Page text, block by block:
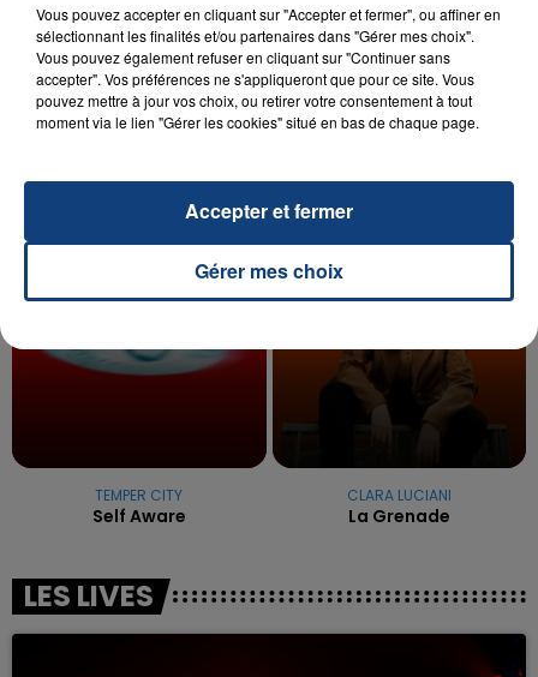
20 juillet 2026
UNE ADOLESCENTE DEVANT SE FAIRE
OPÉRER DE LA CHEVILLE RESSORT DE LA...
La famille a porté plainte contre la clinique qui a
reconnu sa responsabilité et présenté ses
TITRES DIFFUSÉS
12h27
12h27
TEMPER CITY
Self Aware
12h24
12h24
CLARA LUCIANI
La Grenade
LES LIVES
Vous pouvez accepter en cliquant sur "Accepter et fermer", ou affiner en
sélectionnant les finalités et/ou partenaires dans "Gérer mes choix".
Vous pouvez également refuser en cliquant sur "Continuer sans
accepter". Vos préférences ne s'appliqueront que pour ce site. Vous
pouvez mettre à jour vos choix, ou retirer votre consentement à tout
moment via le lien "Gérer les cookies" situé en bas de chaque page.
Gérer mes choix
Accepter et fermer